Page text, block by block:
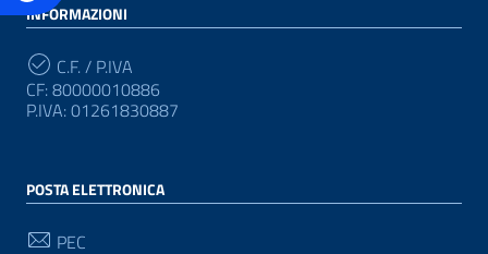
INFORMAZIONI
C.F. / P.IVA
CF: 80000010886
P.IVA: 01261830887
POSTA ELETTRONICA
PEC